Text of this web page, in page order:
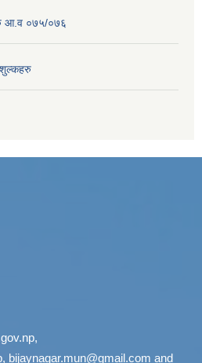
आ.व ०७५/०७६
,
, bijaynagar.mun@gmail.com and